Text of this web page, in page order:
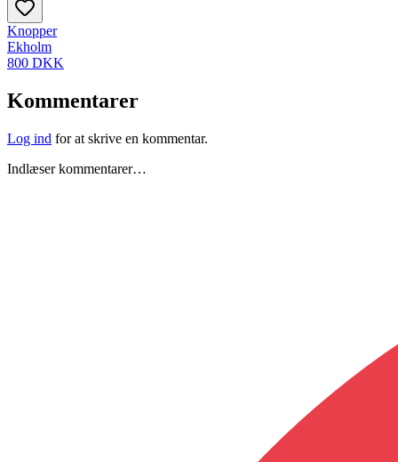
Knopper
Ekholm
800 DKK
Kommentarer
Log ind for at skrive en kommentar.
Indlæser kommentarer…